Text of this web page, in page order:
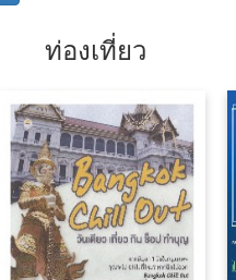
ท่องเที่ยว